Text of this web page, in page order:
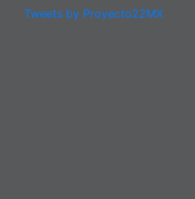
Tweets by Proyecto22MX